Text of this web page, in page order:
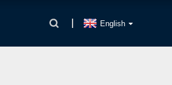
English